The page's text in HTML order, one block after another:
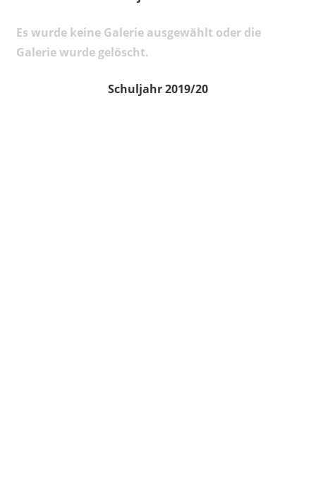
Es wurde keine Galerie ausgewählt oder die
Galerie wurde gelöscht.
Schuljahr 2019/20